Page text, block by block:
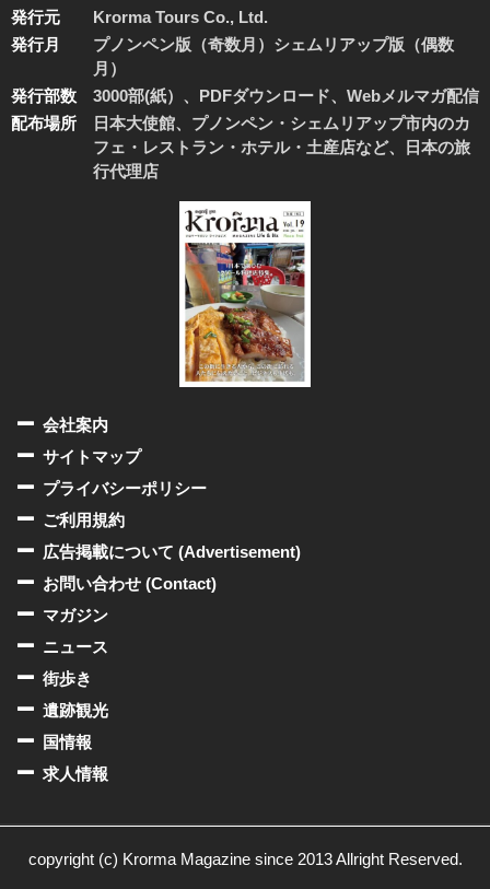
発行元
Krorma Tours Co., Ltd.
発行月
プノンペン版（奇数月）シェムリアップ版（偶数
月）
発行部数
3000部(紙）、PDFダウンロード、Webメルマガ配信
配布場所
日本大使館、プノンペン・シェムリアップ市内のカ
フェ・レストラン・ホテル・土産店など、日本の旅
行代理店
会社案内
サイトマップ
プライバシーポリシー
ご利用規約
広告掲載について (Advertisement)
お問い合わせ (Contact)
マガジン
ニュース
街歩き
遺跡観光
国情報
求人情報
copyright (c) Krorma Magazine since 2013 Allright Reserved.